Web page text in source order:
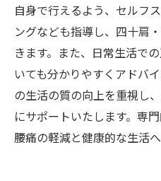
自身で行えるよう、セルフ
ングなども指導し、四十肩
きます。また、日常生活で
いても分かりやすくアドバ
の生活の質の向上を重視し
にサポートいたします。専
腰痛の軽減と健康的な生活